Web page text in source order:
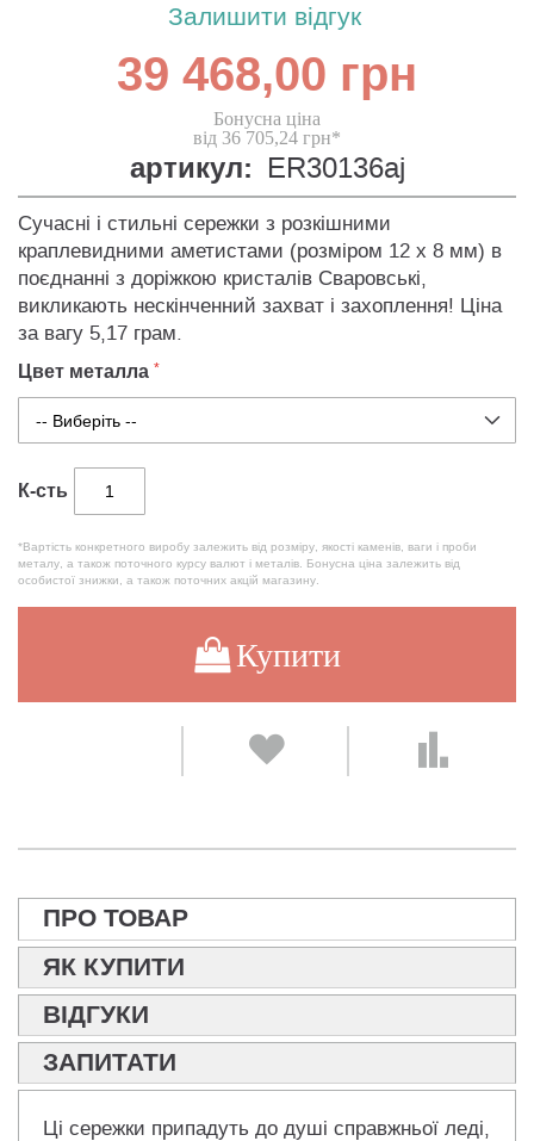
Залишити відгук
39 468,00 грн
Бонусна ціна
від 36 705,24 грн*
артикул: ER30136aj
Сучасні і стильні сережки з розкішними
краплевидними аметистами (розміром 12 х 8 мм) в
поєднанні з доріжкою кристалів Сваровські,
викликають нескінченний захват і захоплення! Ціна
за вагу 5,17 грам.
Цвет металла
К-сть
*Вартість конкретного виробу залежить від розміру, якості каменів, ваги і проби
металу, а також поточного курсу валют і металів. Бонусна ціна залежить від
особистої знижки, а також поточних акцій магазину.
Купити
ПРО ТОВАР
ЯК КУПИТИ
ВІДГУКИ
ЗАПИТАТИ
Ці сережки припадуть до душі справжньої леді,